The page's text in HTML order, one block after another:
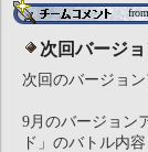
次回バージ
次回のバージョ
9月のバージョン
ド」のバトル内